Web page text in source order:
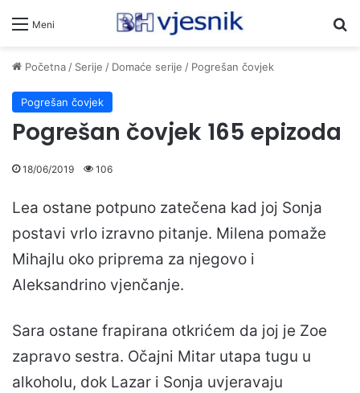
Meni
Početna/ Serije / Domaće serije / Pogrešan čovjek
Pogrešan čovjek
Pogrešan čovjek 165 epizoda
18/06/2019 106
Lea ostane potpuno zatečena kad joj Sonja
postavi vrlo izravno pitanje. Milena pomaže
Mihajlu oko priprema za njegovo i
Aleksandrino vjenčanje.
Sara ostane frapirana otkrićem da joj je Zoe
zapravo sestra. Očajni Mitar utapa tugu u
alkoholu, dok Lazar i Sonja uvjeravaju